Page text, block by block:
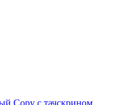
Copy с тачскрином